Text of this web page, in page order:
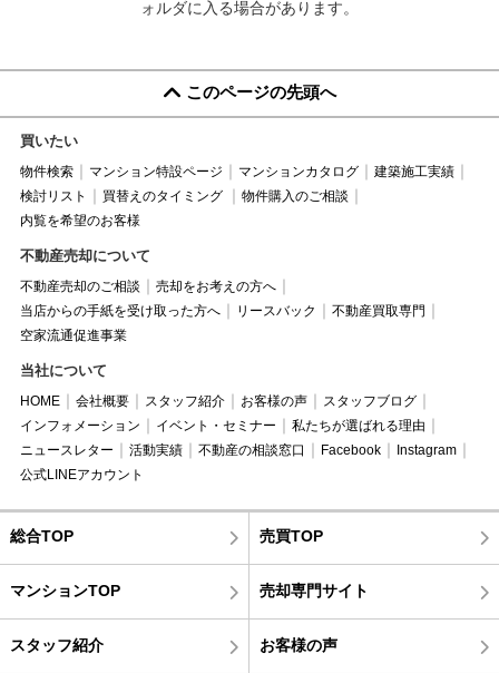
ォルダに入る場合があります。
このページの先頭へ
買いたい
物件検索 マンション特設ページ マンションカタログ
建築施工実績
検討リスト
買替えのタイミング
物件購入のご相談
内覧を希望のお客様
不動産売却について
不動産売却のご相談
売却をお考えの方へ
当店からの手紙を受け取った方へ
リースバック
不動産買取専門
空家流通促進事業
当社について
HOME 会社概要 スタッフ紹介 お客様の声
スタッフブログ
インフォメーション
イベント・セミナー
私たちが選ばれる理由
ニュースレター
活動実績 不動産の相談窓口 Facebook
Instagram
公式LINEアカウント
総合TOP 売買TOP
マンションTOP 売却専門サイト
スタッフ紹介 お客様の声